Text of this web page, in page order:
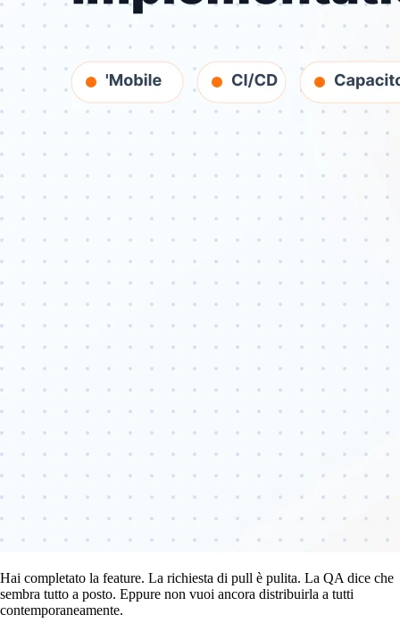
Hai completato la feature. La richiesta di pull è pulita. La QA dice che
sembra tutto a posto. Eppure non vuoi ancora distribuirla a tutti
contemporaneamente.